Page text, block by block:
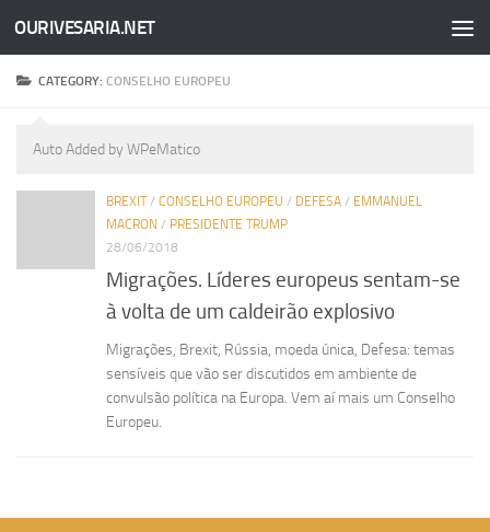
Skip to content
OURIVESARIA.NET
CATEGORY:CONSELHO EUROPEU
Auto Added by WPeMatico
BREXIT/ CONSELHO EUROPEU / DEFESA / EMMANUEL
MACRON / PRESIDENTE TRUMP
28/06/2018
Migrações. Líderes europeus sentam-se
à volta de um caldeirão explosivo
Migrações, Brexit, Rússia, moeda única, Defesa: temas
sensíveis que vão ser discutidos em ambiente de
convulsão política na Europa. Vem aí mais um Conselho
Europeu.